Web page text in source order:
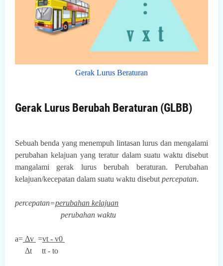
Gerak Lurus Beraturan
Gerak Lurus Berubah Beraturan (GLBB)
Sebuah benda yang menempuh lintasan lurus dan mengalami
perubahan kelajuan yang teratur dalam suatu waktu disebut
mangalami gerak lurus berubah beraturan. Perubahan
kelajuan/kecepatan dalam suatu waktu disebut percepatan.
percepatan=perubahan kelajuan
perubahan waktu
a= Δv =vt - v0
Δt tt - to